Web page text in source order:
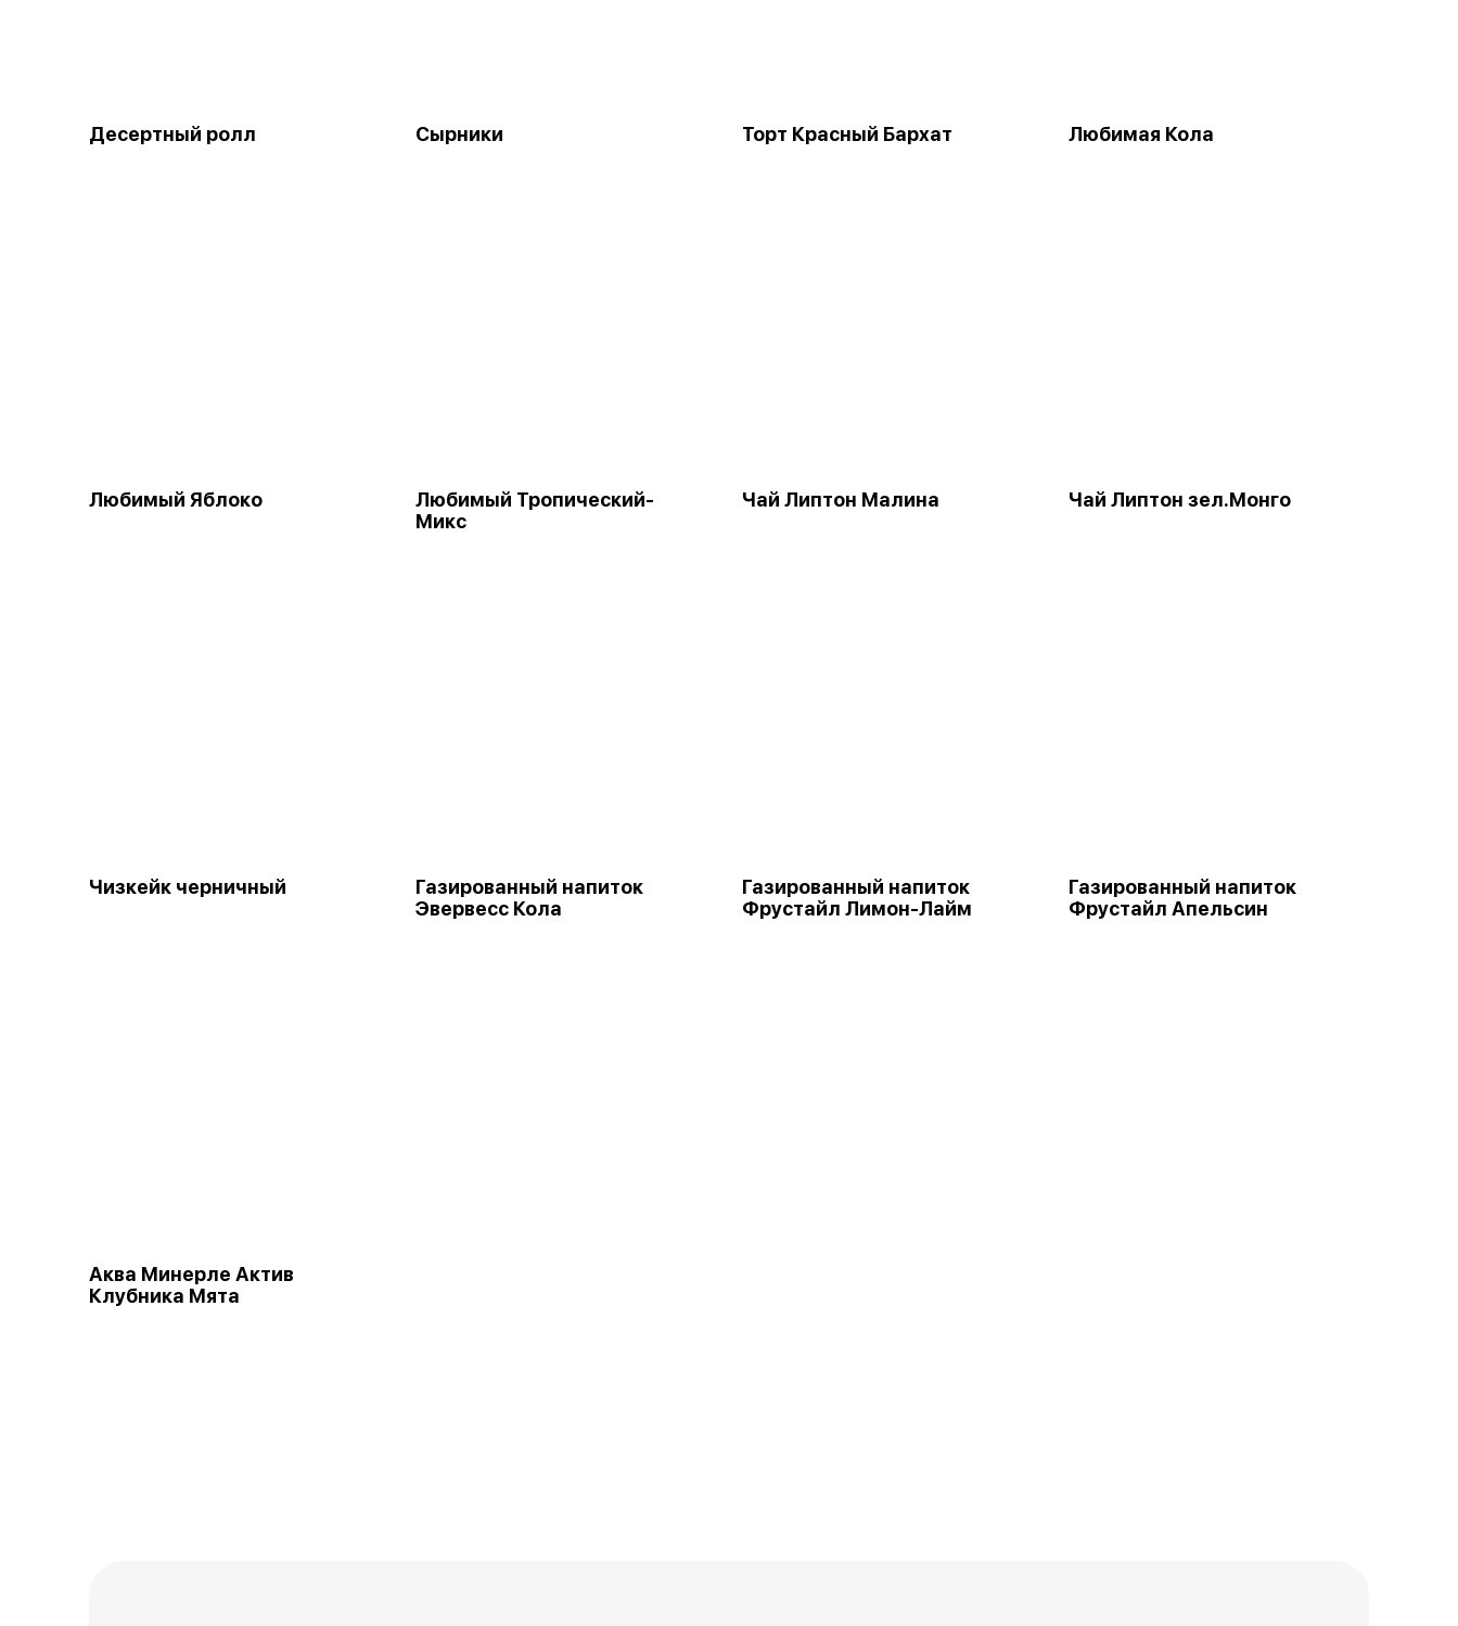
Десертный ролл Сырники Торт Красный Бархат Любимая Кола
Любимый Яблоко
Любимый Тропический-
Микс
Чай Липтон Малина Чай Липтон зел.Монго
Чизкейк черничный
Газированный напиток
Эвервесс Кола
Газированный напиток
Фрустайл Лимон-Лайм
Газированный напиток
Фрустайл Апельсин
Аква Минерле Актив
Клубника Мята